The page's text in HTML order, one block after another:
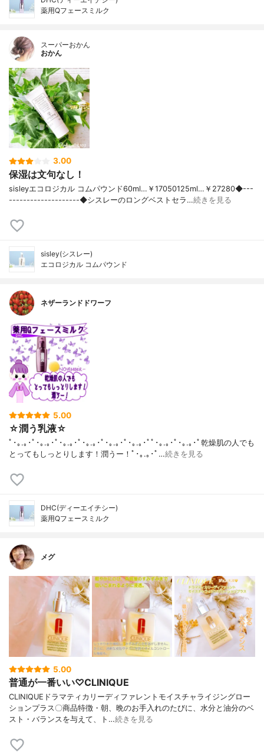
薬用Qフェースミルク
スーパーおかん
おかん
3.00
保湿は文句なし！
sisleyエコロジカル コムパウンド60ml…￥17050125ml…￥27280◆---
--------------------◆シスレーのロングベストセラ…続きを見る
sisley(シスレー)
エコロジカル コムパウンド
ネザーランドドワーフ
5.00
☆潤う乳液☆
ﾟ･｡.｡･ﾟ･｡.｡･ﾟ･｡.｡･ﾟ･｡.｡･ﾟ･｡.｡･ﾟ･｡.｡･ﾟﾟ･｡.｡･ﾟ･｡.｡･ﾟ乾燥肌の人でも
とってもしっとりします！潤うー！ﾟ･｡.｡･ﾟ…続きを見る
DHC(ディーエイチシー)
薬用Qフェースミルク
メグ
5.00
普通が一番いい♡CLINIQUE
CLINIQUEドラマティカリーディファレントモイスチャライジングロー
ションプラス〇商品特徴・朝、晩のお手入れのたびに、水分と油分のベ
スト・バランスを与えて、ト…続きを見る